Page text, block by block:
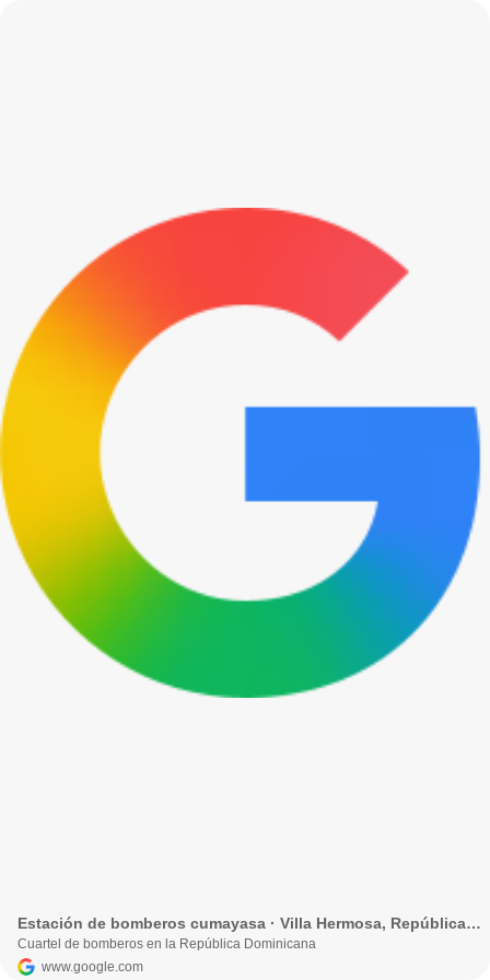
Estación de bomberos cumayasa · Villa Hermosa, República Dominicana
Cuartel de bomberos en la República Dominicana
www.google.com